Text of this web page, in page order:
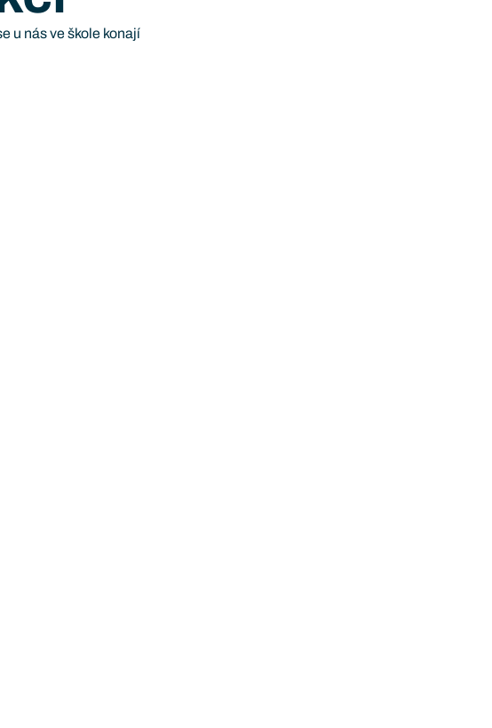
u nás ve škole konají